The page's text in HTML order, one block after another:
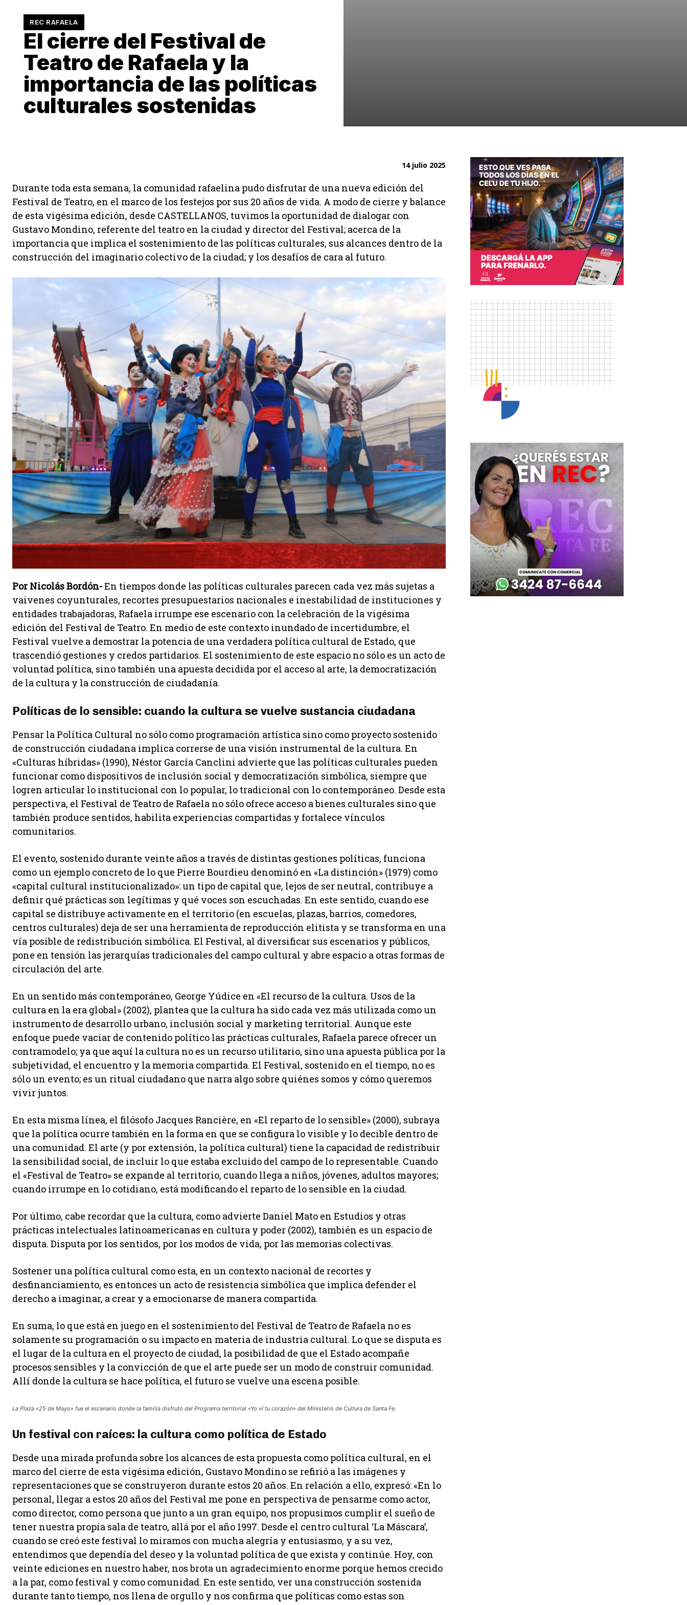
REC RAFAELA
El cierre del Festival de
Teatro de Rafaela y la
importancia de las políticas
culturales sostenidas
14 julio 2025
Durante toda esta semana, la comunidad rafaelina pudo disfrutar de una nueva edición del
Festival de Teatro, en el marco de los festejos por sus 20 años de vida. A modo de cierre y balance
de esta vigésima edición, desde CASTELLANOS, tuvimos la oportunidad de dialogar con
Gustavo Mondino, referente del teatro en la ciudad y director del Festival; acerca de la
importancia que implica el sostenimiento de las políticas culturales, sus alcances dentro de la
construcción del imaginario colectivo de la ciudad; y los desafíos de cara al futuro.
Por Nicolás Bordón-En tiempos donde las políticas culturales parecen cada vez más sujetas a
vaivenes coyunturales, recortes presupuestarios nacionales e inestabilidad de instituciones y
entidades trabajadoras, Rafaela irrumpe ese escenario con la celebración de la vigésima
edición del Festival de Teatro. En medio de este contexto inundado de incertidumbre, el
Festival vuelve a demostrar la potencia de una verdadera política cultural de Estado, que
trascendió gestiones y credos partidarios. El sostenimiento de este espacio no sólo es un acto de
voluntad política, sino también una apuesta decidida por el acceso al arte, la democratización
de la cultura y la construcción de ciudadanía.
Políticas de lo sensible: cuando la cultura se vuelve sustancia ciudadana
Pensar la Política Cultural no sólo como programación artística sino como proyecto sostenido
de construcción ciudadana implica correrse de una visión instrumental de la cultura. En
«Culturas híbridas» (1990), Néstor García Canclini advierte que las políticas culturales pueden
funcionar como dispositivos de inclusión social y democratización simbólica, siempre que
logren articular lo institucional con lo popular, lo tradicional con lo contemporáneo. Desde esta
perspectiva, el Festival de Teatro de Rafaela no sólo ofrece acceso a bienes culturales sino que
también produce sentidos, habilita experiencias compartidas y fortalece vínculos
comunitarios.
El evento, sostenido durante veinte años a través de distintas gestiones políticas, funciona
como un ejemplo concreto de lo que Pierre Bourdieu denominó en «La distinción» (1979) como
«capital cultural institucionalizado»: un tipo de capital que, lejos de ser neutral, contribuye a
definir qué prácticas son legítimas y qué voces son escuchadas. En este sentido, cuando ese
capital se distribuye activamente en el territorio (en escuelas, plazas, barrios, comedores,
centros culturales) deja de ser una herramienta de reproducción elitista y se transforma en una
vía posible de redistribución simbólica. El Festival, al diversificar sus escenarios y públicos,
pone en tensión las jerarquías tradicionales del campo cultural y abre espacio a otras formas de
circulación del arte.
En un sentido más contemporáneo, George Yúdice en «El recurso de la cultura. Usos de la
cultura en la era global» (2002), plantea que la cultura ha sido cada vez más utilizada como un
instrumento de desarrollo urbano, inclusión social y marketing territorial. Aunque este
enfoque puede vaciar de contenido político las prácticas culturales, Rafaela parece ofrecer un
contramodelo; ya que aquí la cultura no es un recurso utilitario, sino una apuesta pública por la
subjetividad, el encuentro y la memoria compartida. El Festival, sostenido en el tiempo, no es
sólo un evento; es un ritual ciudadano que narra algo sobre quiénes somos y cómo queremos
vivir juntos.
En esta misma línea, el filósofo Jacques Rancière, en «El reparto de lo sensible» (2000), subraya
que la política ocurre también en la forma en que se configura lo visible y lo decible dentro de
una comunidad. El arte (y por extensión, la política cultural) tiene la capacidad de redistribuir
la sensibilidad social, de incluir lo que estaba excluido del campo de lo representable. Cuando
el «Festival de Teatro» se expande al territorio, cuando llega a niños, jóvenes, adultos mayores;
cuando irrumpe en lo cotidiano, está modificando el reparto de lo sensible en la ciudad.
Por último, cabe recordar que la cultura, como advierte Daniel Mato en Estudios y otras
prácticas intelectuales latinoamericanas en cultura y poder (2002), también es un espacio de
disputa. Disputa por los sentidos, por los modos de vida, por las memorias colectivas.
Sostener una política cultural como esta, en un contexto nacional de recortes y
desfinanciamiento, es entonces un acto de resistencia simbólica que implica defender el
derecho a imaginar, a crear y a emocionarse de manera compartida.
En suma, lo que está en juego en el sostenimiento del Festival de Teatro de Rafaela no es
solamente su programación o su impacto en materia de industria cultural. Lo que se disputa es
el lugar de la cultura en el proyecto de ciudad, la posibilidad de que el Estado acompañe
procesos sensibles y la convicción de que el arte puede ser un modo de construir comunidad.
Allí donde la cultura se hace política, el futuro se vuelve una escena posible.
La Plaza «25 de Mayo» fue el escenario donde la familia disfrutó del Programa territorial «Yo ví tu corazón» del Ministerio de Cultura de Santa Fe.
Un festival con raíces: la cultura como política de Estado
Desde una mirada profunda sobre los alcances de esta propuesta como política cultural, en el
marco del cierre de esta vigésima edición, Gustavo Mondino se refirió a las imágenes y
representaciones que se construyeron durante estos 20 años. En relación a ello, expresó: «En lo
personal, llegar a estos 20 años del Festival me pone en perspectiva de pensarme como actor,
como director, como persona que junto a un gran equipo, nos propusimos cumplir el sueño de
tener nuestra propia sala de teatro, allá por el año 1997. Desde el centro cultural ‘La Máscara’,
cuando se creó este festival lo miramos con mucha alegría y entusiasmo, y a su vez,
entendimos que dependía del deseo y la voluntad política de que exista y continúe. Hoy, con
veinte ediciones en nuestro haber, nos brota un agradecimiento enorme porque hemos crecido
a la par, como festival y como comunidad. En este sentido, ver una construcción sostenida
durante tanto tiempo, nos llena de orgullo y nos confirma que políticas como estas son